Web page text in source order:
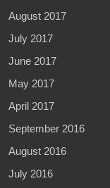
August 2017
July 2017
June 2017
May 2017
April 2017
September 2016
August 2016
July 2016